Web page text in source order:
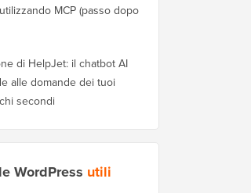
MCP (passo dopo
di HelpJet: il chatbot AI
alle domande dei tuoi
secondi
WordPress utili